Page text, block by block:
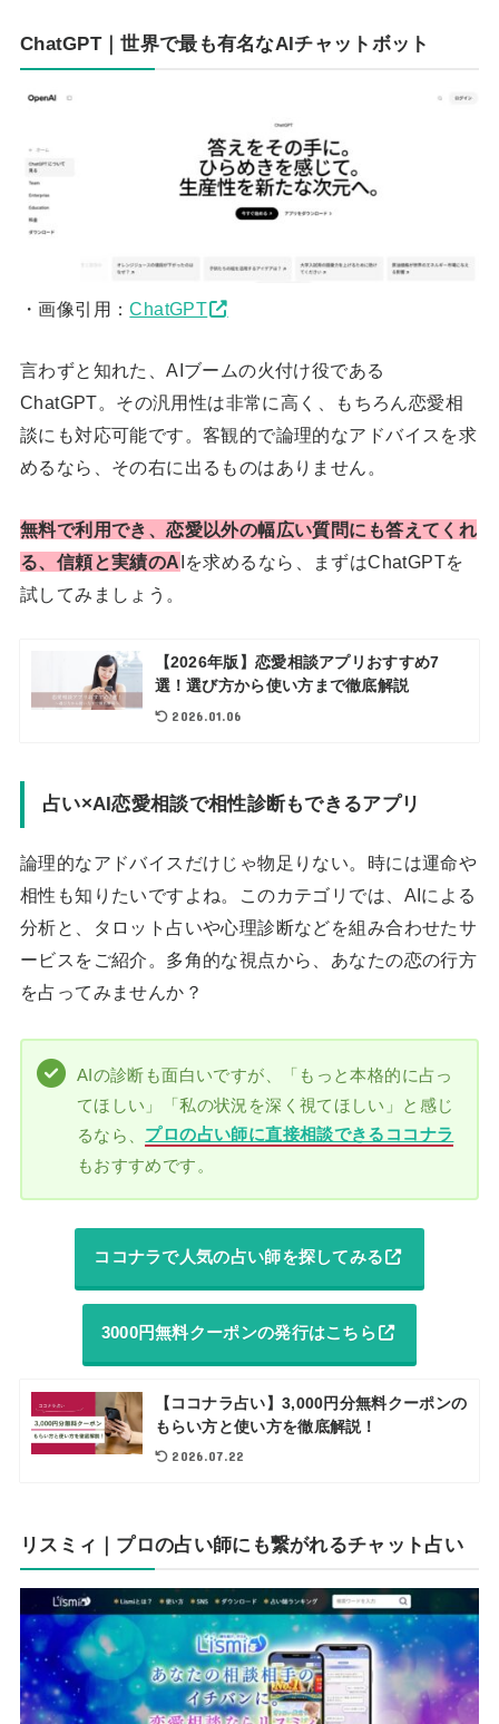
ChatGPT｜世界で最も有名なAIチャットボット
・画像引用：ChatGPT
言わずと知れた、AIブームの火付け役である
ChatGPT。その汎用性は非常に高く、もちろん恋愛相
談にも対応可能です。客観的で論理的なアドバイスを求
めるなら、その右に出るものはありません。
無料で利用でき、恋愛以外の幅広い質問にも答えてくれ
る、信頼と実績のAIを求めるなら、まずはChatGPTを
試してみましょう。
【2026年版】恋愛相談アプリおすすめ7
選！選び方から使い方まで徹底解説
2026.01.06
占い×AI恋愛相談で相性診断もできるアプリ
論理的なアドバイスだけじゃ物足りない。時には運命や
相性も知りたいですよね。このカテゴリでは、AIによる
分析と、タロット占いや心理診断などを組み合わせたサ
ービスをご紹介。多角的な視点から、あなたの恋の行方
を占ってみませんか？
AIの診断も面白いですが、「もっと本格的に占っ
てほしい」「私の状況を深く視てほしい」と感じ
るなら、 プロの占い師に直接相談できるココナラ
もおすすめです。
ココナラで人気の占い師を探してみる
3000円無料クーポンの発行はこちら
【ココナラ占い】3,000円分無料クーポンの
もらい方と使い方を徹底解説！
2026.07.22
リスミィ｜プロの占い師にも繋がれるチャット占い